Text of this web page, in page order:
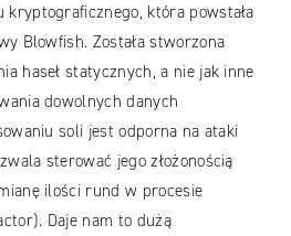
która powstała
Blowfish. Została stworzona
haseł statycznych, a nie jak inne
dowolnych danych
soli jest odporna na ataki
sterować jego złożonością
ilości rund w procesie
Daje nam to dużą